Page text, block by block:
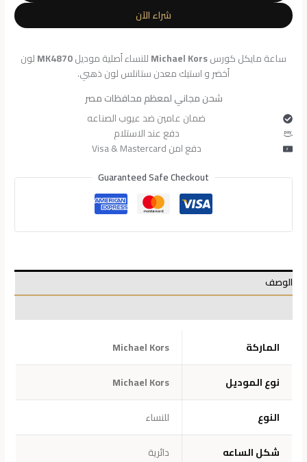
للنساء
MK4870
شراء الآن
ساعة مايكل كورس للنساء أصلية موديلMK4870لون
أخضر و استيك معدن ستانلس لون ذهبي.
شحن مجاني لمعظم محافظات مصر
ضمان عامين ضد عيوب الصناعه
دفع عند الاستلام
دفع امن Visa & Mastercard
Guaranteed Safe Checkout
الوصف
الماركة
Michael Kors
نوع الموديل
Michael Kors
النوع
للنساء
شكل الساعه
دائرية